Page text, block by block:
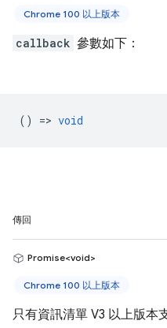
Chrome 100 以上版本
callback 參數如下：
() => void
傳回
Promise<void>
Chrome 100 以上版本
只有資訊清單 V3 以上版本